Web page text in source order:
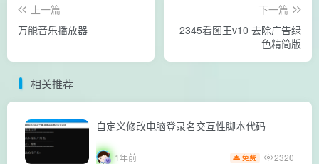
上一篇
万能音乐播放器
下一篇
2345看图王v10 去除广告绿
色精简版
相关推荐
自定义修改电脑登录名交互性脚本代码
1年前 免费 2320